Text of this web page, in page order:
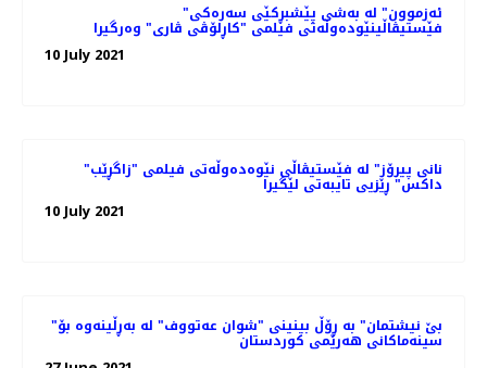
"ئەزموون" لە به‌شی پێشبڕکێی سه‌ره‌کی
فێستیڤاڵینێوده‌وڵه‌تی فیلمی "کاڕلۆڤی ڤاری" وه‌رگیرا
10 July 2021
"نانی پیرۆز" لە فێستیڤاڵی نێوەدەوڵەتی فیلمی "زاگڕێب
داکس" ڕێزیی تایبەتی لێگیرا
10 July 2021
"بێ نیشتمان" بە ڕۆڵ بینینی "شوان عەتووف" لە بەڕڵینەوە بۆ
سینەماکانی هەرێمی کوردستان